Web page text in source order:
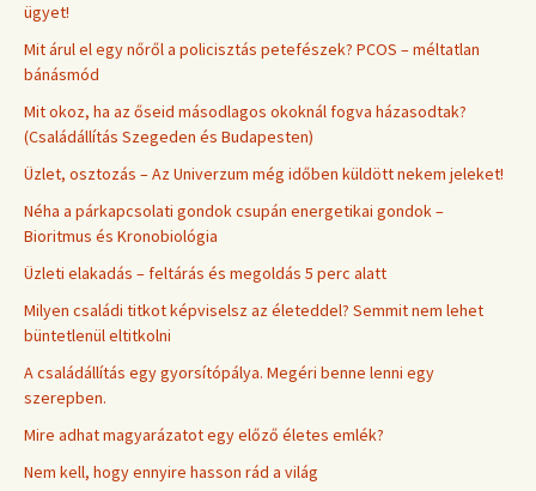
ügyet!
Mit árul el egy nőről a policisztás petefészek? PCOS – méltatlan
bánásmód
Mit okoz, ha az őseid másodlagos okoknál fogva házasodtak?
(Családállítás Szegeden és Budapesten)
Üzlet, osztozás – Az Univerzum még időben küldött nekem jeleket!
Néha a párkapcsolati gondok csupán energetikai gondok –
Bioritmus és Kronobiológia
Üzleti elakadás – feltárás és megoldás 5 perc alatt
Milyen családi titkot képviselsz az életeddel? Semmit nem lehet
büntetlenül eltitkolni
A családállítás egy gyorsítópálya. Megéri benne lenni egy
szerepben.
Mire adhat magyarázatot egy előző életes emlék?
Nem kell, hogy ennyire hasson rád a világ